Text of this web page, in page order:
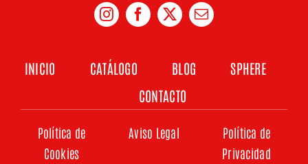
INICIO CATÁLOGO BLOG
SPHERE
CONTACTO
Política de
Cookies
Aviso Legal
Política de
Privacidad